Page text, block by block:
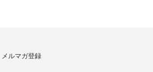
メルマガ登録